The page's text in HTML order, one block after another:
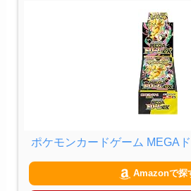
ポケモンカードゲーム MEGA
Amazonで探